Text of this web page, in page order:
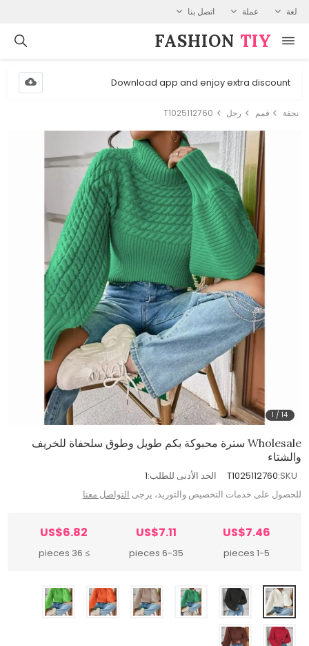
لغة عملة اتصل بنا
FASHION⁠ TIY
Download app and enjoy extra discount
نحفة قمم رجل T1025112760
1 /14
Wholesale سترة محبوكة بكم طويل وطوق سلحفاة للخريف
والشتاء
SKU:
T1025112760 الحد الأدنى للطلب:1
للحصول على خدمات التخصيص والتوريد، يرجى التواصل معنا
US$7.46
1-5 pieces
US$7.11
6-35 pieces
US$6.82
≥ 36 pieces